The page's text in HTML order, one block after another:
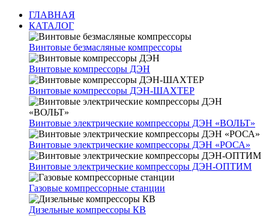
ГЛАВНАЯ
КАТАЛОГ
Винтовые безмасляные компрессоры
Винтовые компрессоры ДЭН
Винтовые компрессоры ДЭН-ШАХТЕР
Винтовые электрические компрессоры ДЭН «ВОЛЬТ»
Винтовые электрические компрессоры ДЭН «РОСА»
Винтовые электрические компрессоры ДЭН-ОПТИМ
Газовые компрессорные станции
Дизельные компрессоры КВ